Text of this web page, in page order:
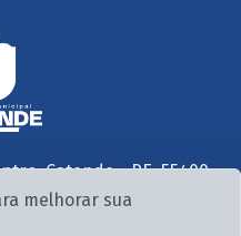
Catende - PE, 55400-
às 13:00
melhorar sua